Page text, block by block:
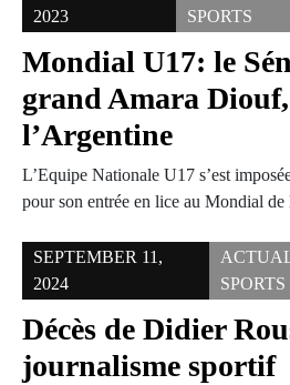
2023
SPORTS
Mondial U17: le
grand Amara
l’Argentine
L’Equipe Nationale U17 s’est
pour son entrée en lice au Mondial
SEPTEMBER 11,
2024
SPORTS
Décès de Didier
journalisme sportif